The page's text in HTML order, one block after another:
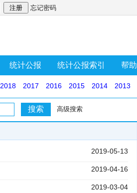
忘记密码
统计公报 统计公报索引 帮
2018 2017 2016 2015 2014 2013
高级搜索
2019-05-13
2019-04-16
2019-03-04